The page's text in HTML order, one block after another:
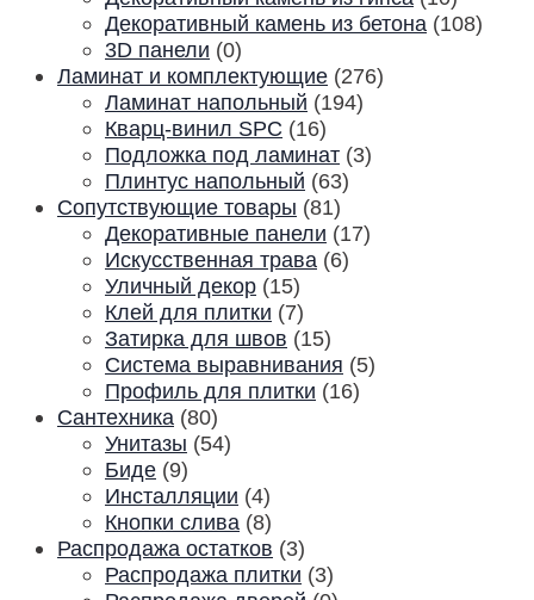
Декоративный камень из бетона (108)
3D панели (0)
Ламинат и комплектующие (276)
Ламинат напольный (194)
Кварц-винил SPC (16)
Подложка под ламинат (3)
Плинтус напольный (63)
Сопутствующие товары (81)
Декоративные панели (17)
Искусственная трава (6)
Уличный декор (15)
Клей для плитки (7)
Затирка для швов (15)
Система выравнивания (5)
Профиль для плитки (16)
Сантехника (80)
Унитазы (54)
Биде (9)
Инсталляции (4)
Кнопки слива (8)
Распродажа остатков (3)
Распродажа плитки (3)